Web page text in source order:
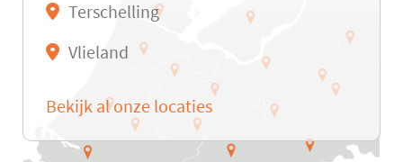
Terschelling
Vlieland
Bekijk al onze locaties